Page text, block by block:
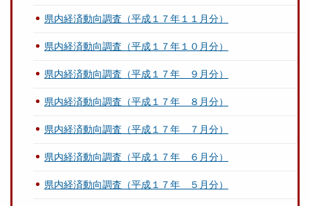
県内経済動向調査（平成１７年１１月分）
県内経済動向調査（平成１７年１０月分）
県内経済動向調査（平成１７年 ９月分）
県内経済動向調査（平成１７年 ８月分）
県内経済動向調査（平成１７年 ７月分）
県内経済動向調査（平成１７年 ６月分）
県内経済動向調査（平成１７年 ５月分）